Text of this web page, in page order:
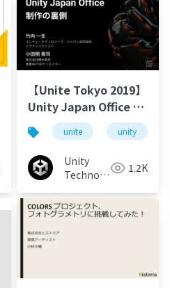
spatial reconstruction virtual
【Unite Tokyo 2019】
Unity Japan Office 制
作の裏側unite unity
Unity
Technologies 1.2K